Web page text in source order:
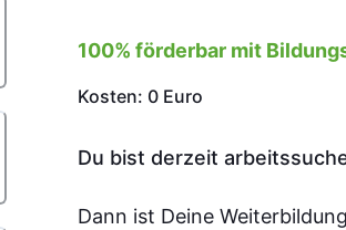
100% förderbar mit
Kosten: 0 Euro
Du bist derzeit
Dann ist Deine